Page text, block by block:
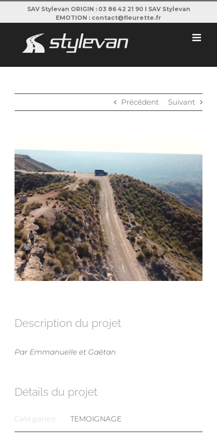
au
contenu
SAV Stylevan ORIGIN : 03 86 42 21 90 I SAV Stylevan
EMOTION : contact@fleurette.fr
Précédent Suivant
Larger
Image
Description du projet
Par Emmanuelle et Gaëtan
Détails du projet
Catégories: TEMOIGNAGE